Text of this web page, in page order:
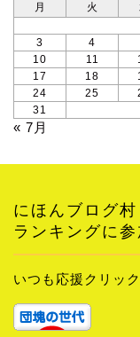
月
火
3
4
10
11
17
18
24
25
31
« 7月
にほんブログ
ランキングに
いつも応援クリッ